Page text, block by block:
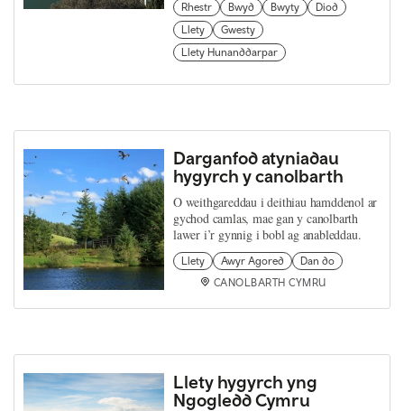
Rhestr
Bwyd Bwyty
Diod
Llety
Gwesty
Llety Hunanddarpar
Darganfod atyniadau
hygyrch y canolbarth
O weithgareddau i deithiau hamddenol ar
gychod camlas, mae gan y canolbarth
lawer i’r gynnig i bobl ag anableddau.
Llety Awyr Agored
Dan do
CANOLBARTH CYMRU
Llety hygyrch yng
Ngogledd Cymru